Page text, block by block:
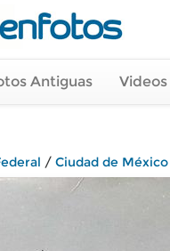
Antiguas
/ Ciudad de México